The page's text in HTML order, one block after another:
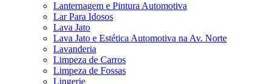
Lanternagem e Pintura Automotiva
Lar Para Idosos
Lava Jato
Lava Jato e Estética Automotiva na Av. Norte
Lavanderia
Limpeza de Carros
Limpeza de Fossas
Lingerie